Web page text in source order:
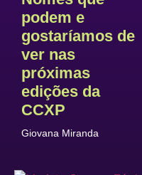
podem e
gostaríamos de
ver nas
próximas
edições da
CCXP
Giovana Miranda